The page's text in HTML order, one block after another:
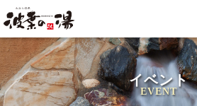
イベント
EVENT